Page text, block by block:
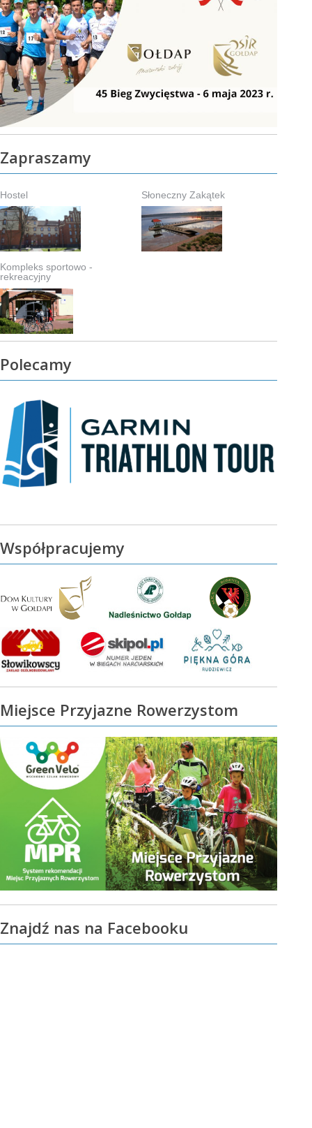
Zapraszamy
Hostel Słoneczny Zakątek
Kompleks sportowo -
rekreacyjny
Polecamy
Współpracujemy
Miejsce Przyjazne Rowerzystom
Znajdź nas na Facebooku